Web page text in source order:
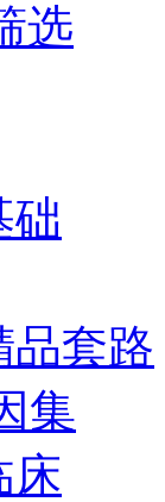
选
础
品套路
集
床